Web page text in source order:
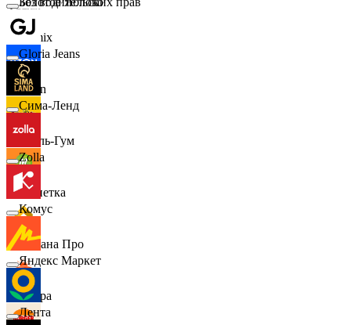
Demix
Ozon
Бубль-Гум
Монетка
Лемана Про
7 утра
Gloria Jeans
Сима-Ленд
Zolla
Комус
Яндекс Маркет
Лента